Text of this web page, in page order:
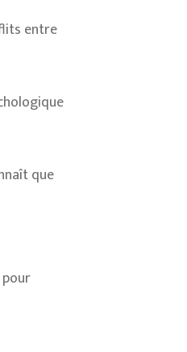
entre
que